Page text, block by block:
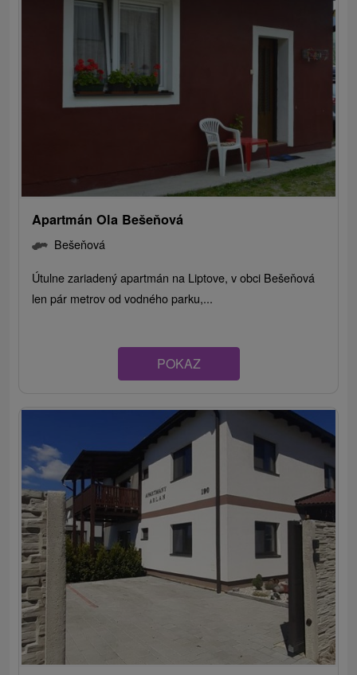
Apartmán Ola Bešeňová
Bešeňová
Útulne zariadený apartmán na Liptove, v obci Bešeňová
len pár metrov od vodného parku,...
POKAZ